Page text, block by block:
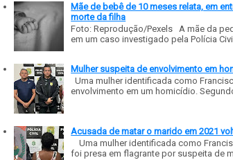
Mãe de bebê de 10 meses relata, em
morte da filha
Foto: Reprodução/Pexels A mãe da
em um caso investigado pela Polícia
Mulher suspeita de envolvimento em
Uma mulher identificada como
envolvimento em um homicídio.
Acusada de matar o marido em 2021
Uma mulher identificada como
foi presa em flagrante por suspeita de